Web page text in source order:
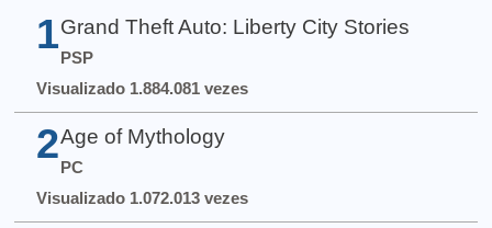
1 Grand Theft Auto: Liberty City Stories
PSP
Visualizado 1.884.081 vezes
2 Age of Mythology
PC
Visualizado 1.072.013 vezes